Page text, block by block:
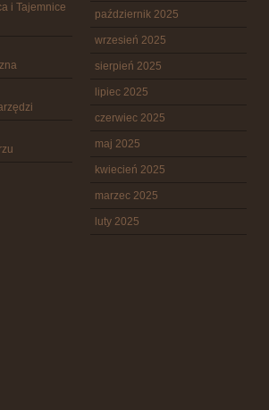
i Tajemnice
październik 2025
wrzesień 2025
sierpień 2025
lipiec 2025
czerwiec 2025
maj 2025
kwiecień 2025
marzec 2025
luty 2025